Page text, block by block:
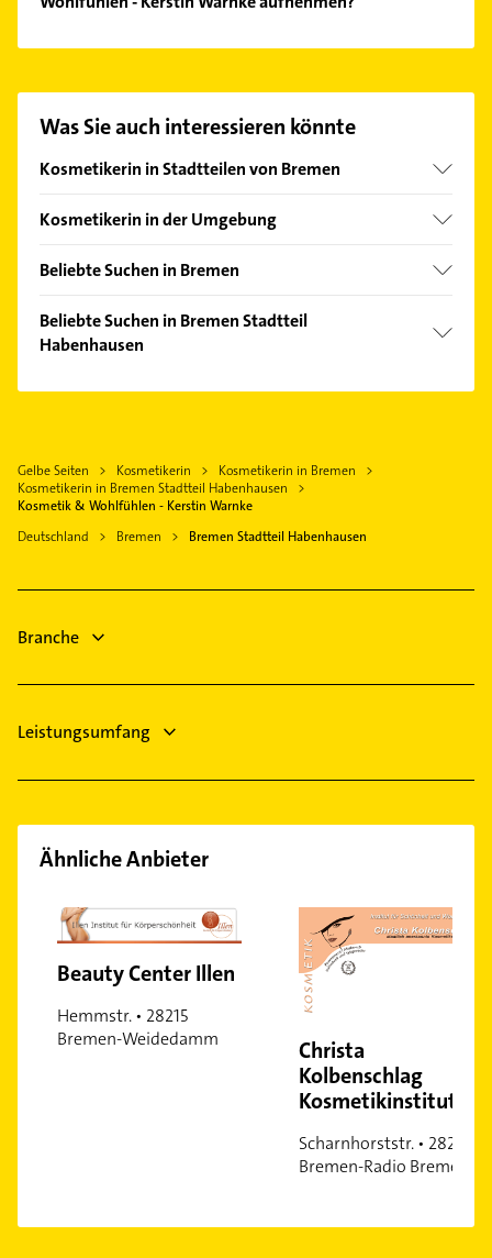
auswählen. Hier finden Sie alleKontaktdaten
Was Sie auch interessieren könnte
Kosmetikerin in Stadtteilen von Bremen
Altstadt
Blumenthal
Burgdamm
Fesenfeld
Gete
Grolland
Handelshäfen
Kirchhuchting
Neu Schwachhausen
Peterswerder
Radio Bremen
St. Magnus
Vegesack
Westend
Woltmershausen
Kosmetikerin in der Umgebung
Weyhe bei Bremen
Oyten
Lilienthal
Ritterhude
Worpswede
Ottersberg
Beliebte Suchen in Bremen
Kanalreinigung
Bestatter
Gasinstallateur
Sanitärinstallation
Heizungsbauer
Beliebte Suchen in Bremen Stadtteil
Habenhausen
Elektroinstallation
Elektriker
Elektro Reparatur
Physikalische Therapie
Gelbe Seiten Kosmetikerin
Kosmetikerin in Bremen
Kosmetikerin in Bremen Stadtteil Habenhausen
Kosmetik & Wohlfühlen - Kerstin Warnke
Deutschland
Bremen Bremen Stadtteil Habenhausen
Branche
Leistungsumfang
Ähnliche Anbieter
Beauty Center Illen
Hemmstr. • 28215
Bremen-Weidedamm
Christa
Kolbenschlag
Kosmetikinstitut
Scharnhorststr. • 28211
Bremen-Radio Bremen